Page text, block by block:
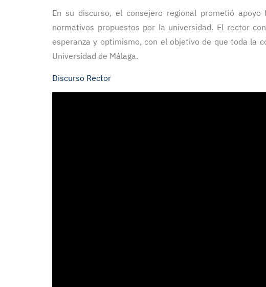
En su discurso, el consejero regional prometió
normativos propuestos por la universidad. El rector
esperanza y optimismo, con el objetivo de que toda la
Universidad de Málaga.
Discurso Rector